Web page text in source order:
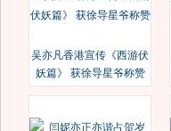
吴亦凡香港宣传《西游伏
妖篇》 获徐导星爷称赞